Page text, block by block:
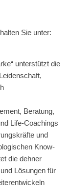
Sie unter:
unterstützt die
Beratung,
Life-Coachings
und
Know-
die dehner
Lösungen für